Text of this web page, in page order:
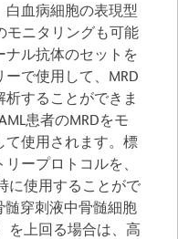
白血病細胞の表現型
モニタリングも可能
ナル抗体のセットを
で使用して、MRD
することができま
患者のMRDをモ
て使用されます。標
ープロトコルを、
に使用することがで
髄穿刺液中骨髄細胞
を上回る場合は、高